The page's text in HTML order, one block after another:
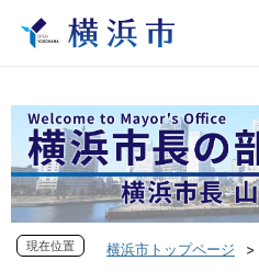
現在位置
横浜市トップページ